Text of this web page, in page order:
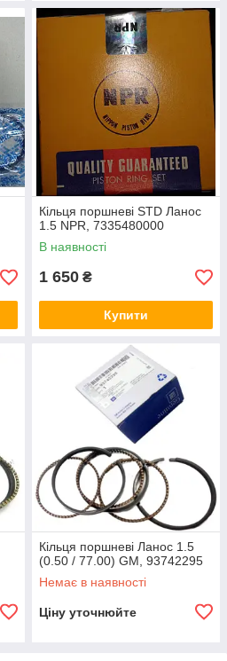
Кільця поршневі STD Ланос
1.5 NPR, 7335480000
В наявності
1 650 ₴
Купити
Кільця поршневі Ланос 1.5
(0.50 / 77.00) GM, 93742295
Немає в наявності
Ціну уточнюйте